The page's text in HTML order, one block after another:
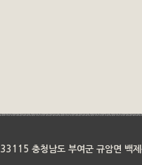
33115 충청남도 부여군 규암면 백